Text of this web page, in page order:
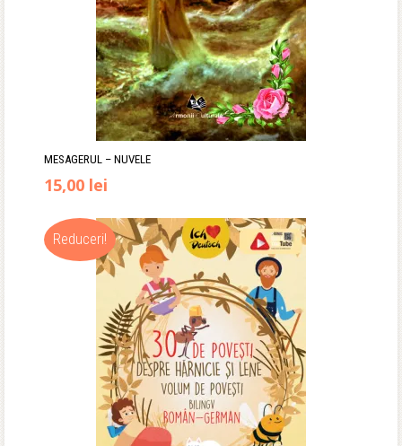
MESAGERUL – NUVELE
Prețul
inițial
a
24,90 lei.
15,00 lei
curent
este:
15,00 lei.
Reduceri!